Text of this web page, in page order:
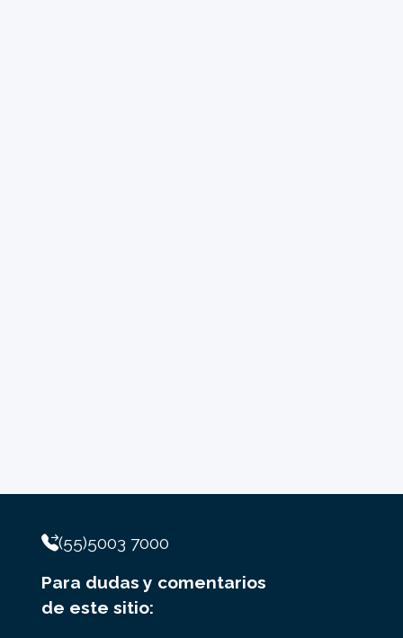
(55)5003 7000
Para dudas y comentarios
de este sitio: